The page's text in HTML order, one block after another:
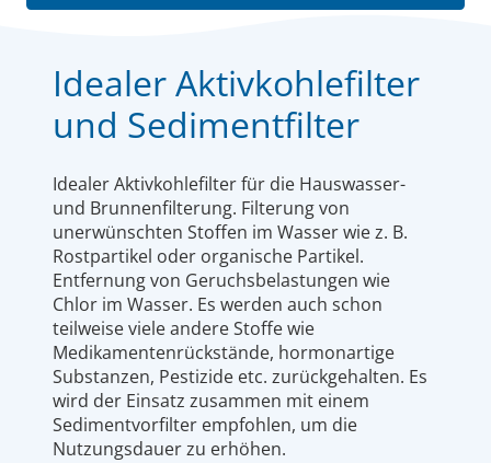
Idealer Aktivkohlefilter
und Sedimentfilter
Idealer Aktivkohlefilter für die Hauswasser-
und Brunnenfilterung. Filterung von
unerwünschten Stoffen im Wasser wie z. B.
Rostpartikel oder organische Partikel.
Entfernung von Geruchsbelastungen wie
Chlor im Wasser. Es werden auch schon
teilweise viele andere Stoffe wie
Medikamentenrückstände, hormonartige
Substanzen, Pestizide etc. zurückgehalten. Es
wird der Einsatz zusammen mit einem
Sedimentvorfilter empfohlen, um die
Nutzungsdauer zu erhöhen.